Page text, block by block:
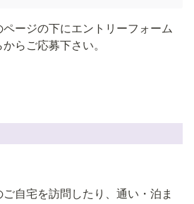
ージの下にエントリーフォーム
らご応募下さい。
自宅を訪問したり、通い・泊ま